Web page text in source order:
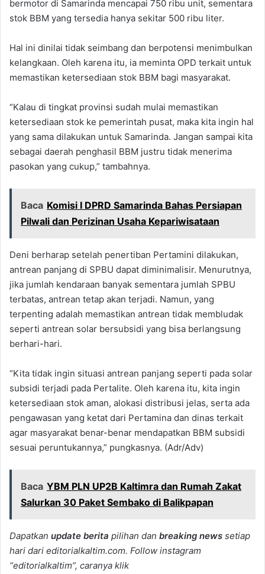
bermotor di Samarinda mencapai 750 ribu unit, sementara
stok BBM yang tersedia hanya sekitar 500 ribu liter.
Hal ini dinilai tidak seimbang dan berpotensi menimbulkan
kelangkaan. Oleh karena itu, ia meminta OPD terkait untuk
memastikan ketersediaan stok BBM bagi masyarakat.
“Kalau di tingkat provinsi sudah mulai memastikan
ketersediaan stok ke pemerintah pusat, maka kita ingin hal
yang sama dilakukan untuk Samarinda. Jangan sampai kita
sebagai daerah penghasil BBM justru tidak menerima
pasokan yang cukup,” tambahnya.
Baca Komisi I DPRD Samarinda Bahas Persiapan
Pilwali dan Perizinan Usaha Kepariwisataan
Deni berharap setelah penertiban Pertamini dilakukan,
antrean panjang di SPBU dapat diminimalisir. Menurutnya,
jika jumlah kendaraan banyak sementara jumlah SPBU
terbatas, antrean tetap akan terjadi. Namun, yang
terpenting adalah memastikan antrean tidak membludak
seperti antrean solar bersubsidi yang bisa berlangsung
berhari-hari.
“Kita tidak ingin situasi antrean panjang seperti pada solar
subsidi terjadi pada Pertalite. Oleh karena itu, kita ingin
ketersediaan stok aman, alokasi distribusi jelas, serta ada
pengawasan yang ketat dari Pertamina dan dinas terkait
agar masyarakat benar-benar mendapatkan BBM subsidi
sesuai peruntukannya,” pungkasnya. (Adr/Adv)
Baca YBM PLN UP2B Kaltimra dan Rumah Zakat
Salurkan 30 Paket Sembako di Balikpapan
Dapatkan update berita pilihan dan breaking news setiap
hari dari editorialkaltim.com. Follow instagram
“editorialkaltim”, caranya klik